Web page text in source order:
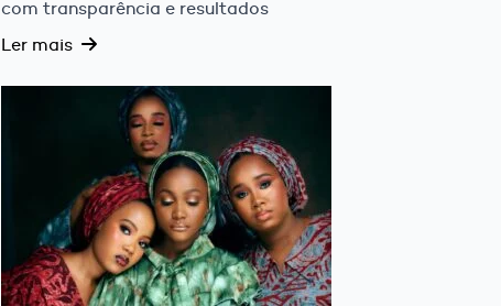
com transparência e resultados
Ler mais